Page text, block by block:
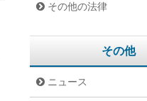
その他の法律
その他
ニュース